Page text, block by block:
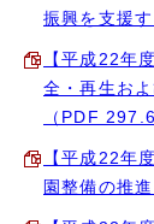
振興を支援
【平成22年
全・再生お
（PDF
【平成22年
園整備の推